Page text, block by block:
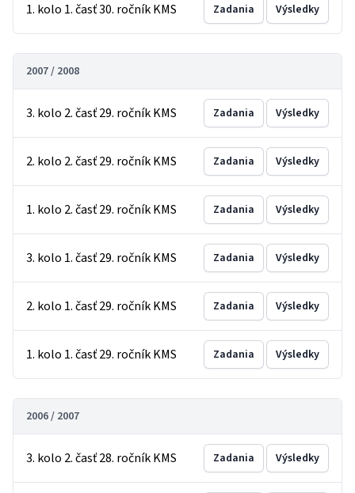
1. kolo 1. časť 30. ročník KMS Zadania Výsledky
2007 / 2008
3. kolo 2. časť 29. ročník KMS Zadania Výsledky
2. kolo 2. časť 29. ročník KMS Zadania Výsledky
1. kolo 2. časť 29. ročník KMS Zadania Výsledky
3. kolo 1. časť 29. ročník KMS Zadania Výsledky
2. kolo 1. časť 29. ročník KMS Zadania Výsledky
1. kolo 1. časť 29. ročník KMS Zadania Výsledky
2006 / 2007
3. kolo 2. časť 28. ročník KMS Zadania Výsledky